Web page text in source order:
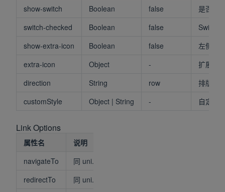
show-switch
Boolean false
是否显
switch-checked
Boolean false
Switch
show-extra-icon
Boolean false
左侧是
extra-icon
Object -
扩展图
direction
String row
排版方
customStyle
Object | String - 自定义
Link Options
属性名
说明
navigateTo
同 uni.navigateTo()
redirectTo
同 uni.reLaunch()